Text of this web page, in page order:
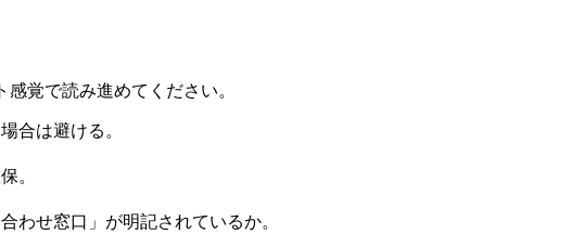
覚で読み進めてください。
合は避ける。
。
わせ窓口」が明記されているか。